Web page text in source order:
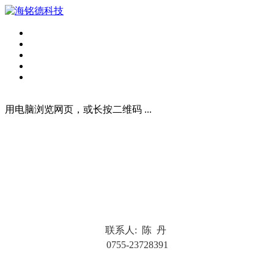
用电脑浏览网页，或长按二维码 ...
联系人: 陈 丹
0755-23728391